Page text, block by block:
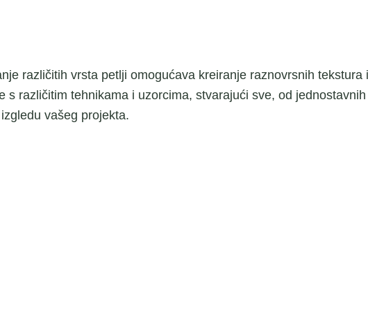
različitih vrsta petlji omogućava kreiranje raznovrsnih tekstura
različitim tehnikama i uzorcima, stvarajući sve, od
vašeg projekta.